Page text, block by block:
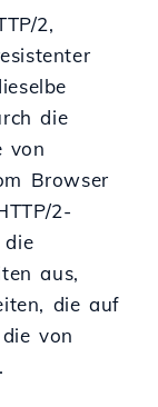
2,
die
von
Browser
2-
aus,
die auf
von